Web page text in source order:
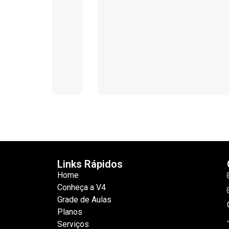
Links Rápidos
Home
Conheça a V4
Grade de Aulas
Planos
Serviços